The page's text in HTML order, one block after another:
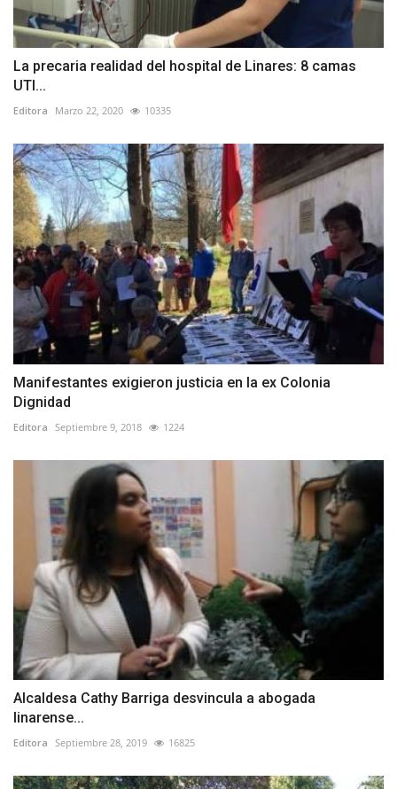
La precaria realidad del hospital de Linares: 8 camas
UTI...
Editora Marzo 22, 2020 10335
Manifestantes exigieron justicia en la ex Colonia
Dignidad
Editora Septiembre 9, 2018 1224
Alcaldesa Cathy Barriga desvincula a abogada
linarense...
Editora Septiembre 28, 2019 16825